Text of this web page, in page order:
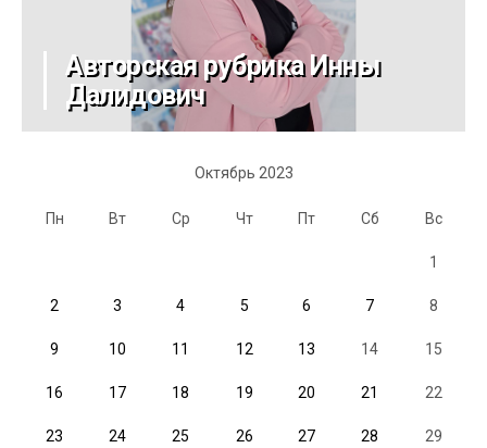
Авторская рубрика Инны
Далидович
Октябрь 2023
Пн Вт Ср Чт Пт Сб Вс
1
2 3 4 5 6 7 8
9 10 11 12 13 14 15
16 17 18 19 20 21 22
23 24 25 26 27 28 29